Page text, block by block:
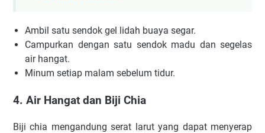
Ambil satu sendok gel lidah buaya segar.
Campurkan dengan satu sendok madu dan segelas
air hangat.
Minum setiap malam sebelum tidur.
4. Air Hangat dan Biji Chia
Biji chia mengandung serat larut yang dapat menyerap